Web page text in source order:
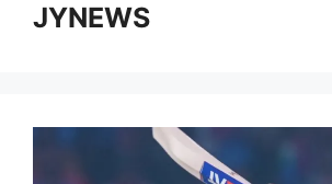
contentJYNEWS